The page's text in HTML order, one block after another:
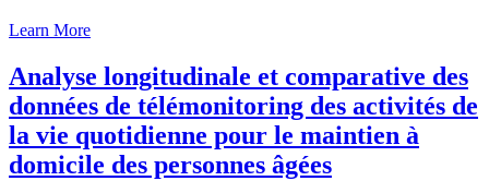
Learn More
Analyse longitudinale et comparative des
données de télémonitoring des activités de
la vie quotidienne pour le maintien à
domicile des personnes âgées